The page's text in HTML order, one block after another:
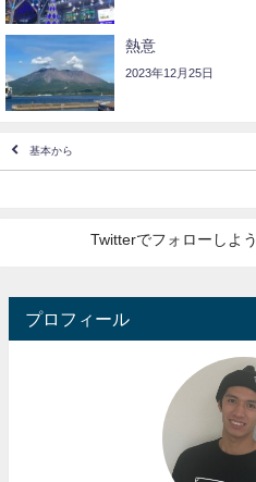
熱意
2023年12月25日
基本から
Twitterでフォローしよう
プロフィール